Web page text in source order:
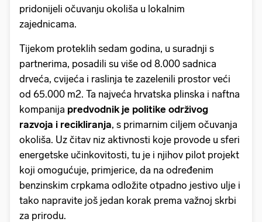
pridonijeli očuvanju okoliša u lokalnim
zajednicama.
Tijekom proteklih sedam godina, u suradnji s
partnerima, posadili su više od 8.000 sadnica
drveća, cvijeća i raslinja te zazelenili prostor veći
od 65.000 m2. Ta najveća hrvatska plinska i naftna
kompanija predvodnik je politike održivog
razvoja i recikliranja, s primarnim ciljem očuvanja
okoliša. Uz čitav niz aktivnosti koje provode u sferi
energetske učinkovitosti, tu je i njihov pilot projekt
koji omogućuje, primjerice, da na određenim
benzinskim crpkama odložite otpadno jestivo ulje i
tako napravite još jedan korak prema važnoj skrbi
za prirodu.